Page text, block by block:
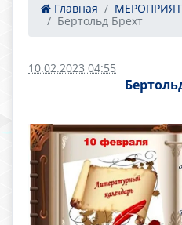
Главная
Бертольд Брехт
10.02.2023 04:55